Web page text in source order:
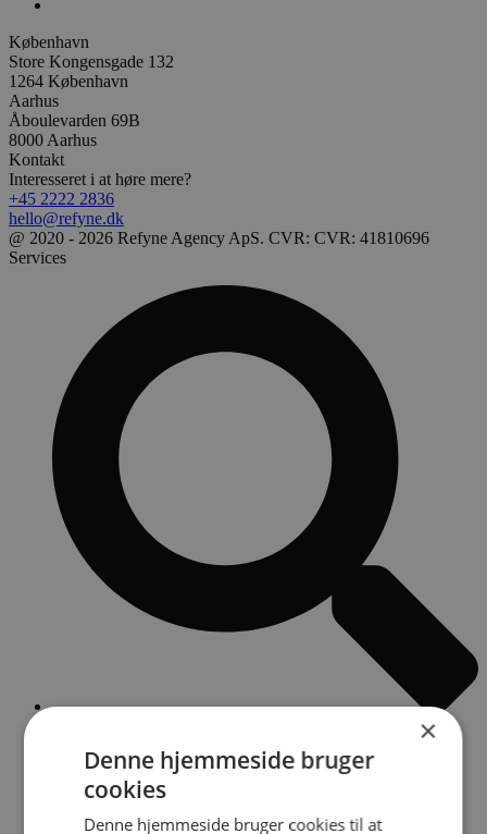
København
Store Kongensgade 132
1264 København
Aarhus
Åboulevarden 69B
8000 Aarhus
Kontakt
Interesseret i at høre mere?
+45 2222 2836
hello@refyne.dk
@ 2020 - 2026 Refyne Agency ApS. CVR: CVR: 41810696
Services
×
Denne hjemmeside bruger
cookies
Denne hjemmeside bruger cookies til at